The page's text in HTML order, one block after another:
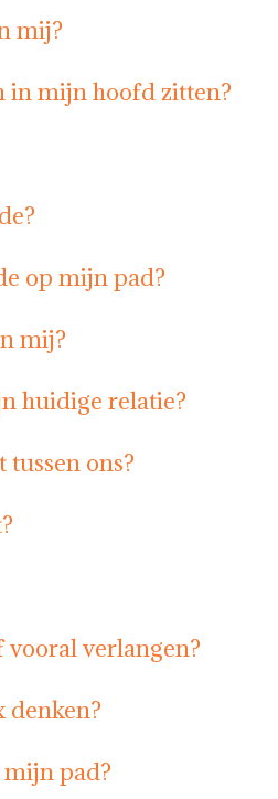
mij?
in mijn hoofd zitten?
op mijn pad?
mij?
huidige relatie?
ons?
verlangen?
pad?